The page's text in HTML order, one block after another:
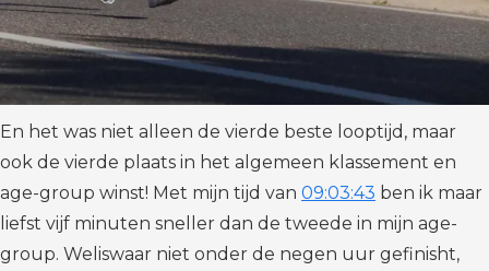
En het was niet alleen de vierde beste looptijd, maar
ook de vierde plaats in het algemeen klassement en
age-group winst! Met mijn tijd van 09:03:43 ben ik maar
liefst vijf minuten sneller dan de tweede in mijn age-
group. Weliswaar niet onder de negen uur gefinisht,